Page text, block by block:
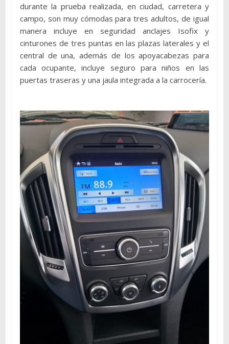
durante la prueba realizada, en ciudad, carretera y
campo, son muy cómodas para tres adultos, de igual
manera incluye en seguridad anclajes Isofix y
cinturones de tres puntas en las plazas laterales y el
central de una, además de los apoyacabezas para
cada ocupante, incluye seguro para niños en las
puertas traseras y una jaula integrada a la carrocería.